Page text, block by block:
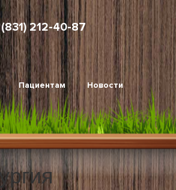
212-40-87
Пациентам Новости